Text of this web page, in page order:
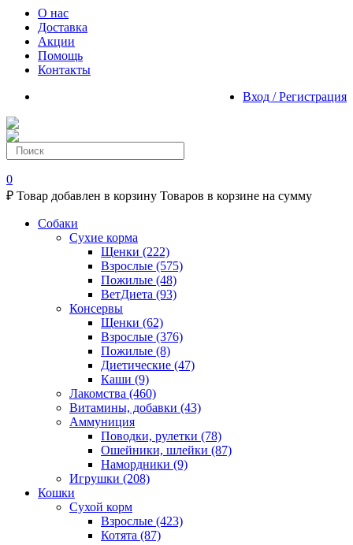
О нас
Доставка
Акции
Помощь
Контакты
Вход / Регистрация
0
₽ Товар добавлен в корзину Товаров в корзине на сумму
Собаки
Сухие корма
Щенки (222)
Взрослые (575)
Пожилые (48)
ВетДиета (93)
Консервы
Щенки (62)
Взрослые (376)
Пожилые (8)
Диетические (47)
Каши (9)
Лакомства (460)
Витамины, добавки (43)
Аммуниция
Поводки, рулетки (78)
Ошейники, шлейки (87)
Намордники (9)
Игрушки (208)
Кошки
Сухой корм
Взрослые (423)
Котята (87)